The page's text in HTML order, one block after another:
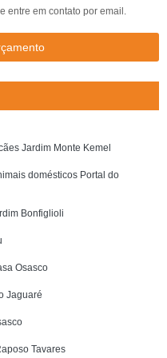
e entre em contato por email.
Jardim Monte Kemel
domésticos Portal do
Bonfiglioli
Osasco
Jaguaré
Tavares